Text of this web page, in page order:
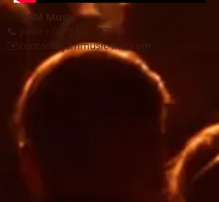
JAM Music
📞 Jivali – 06 31 22 37 63
✉️contact@jammusic-live.com